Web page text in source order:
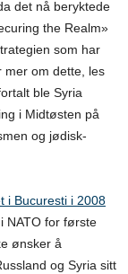
det nå beryktede
the Realm»
som har
mer om dette, les
ble Syria
i Midtøsten på
og jødisk-
i Bucuresti i 2008
NATO for første
ønsker å
og Syria sitt